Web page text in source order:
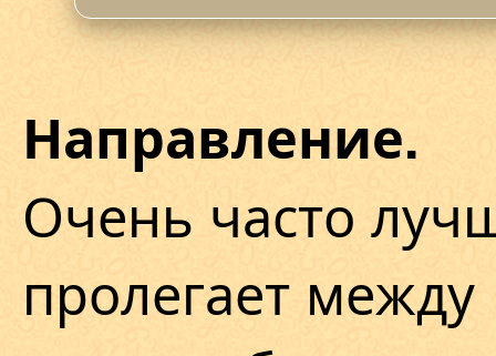
Направление.
Очень часто
пролегает между